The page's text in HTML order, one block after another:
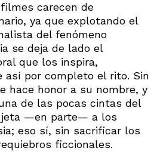
carecen de
ya que explotando el
del fenómeno
se deja de lado el
que los inspira,
así por completo el rito. Sin
hace honor a su nombre, y
de las pocas cintas del
—en parte— a los
eso sí, sin sacrificar los
ficcionales.